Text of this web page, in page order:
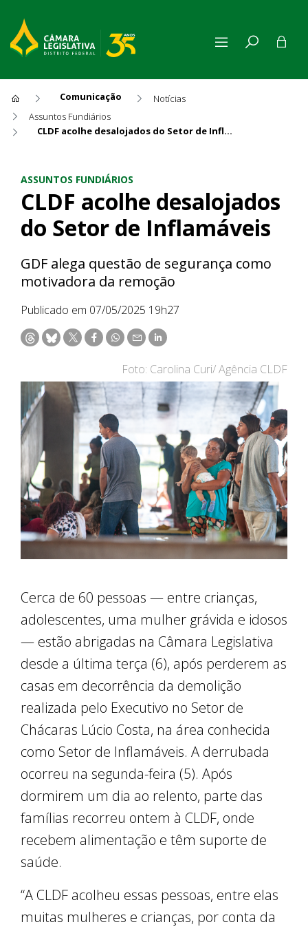
Comunicação
Notícias
Assuntos Fundiários
CLDF acolhe desalojados do Setor de Inflamáveis
ASSUNTOS FUNDIÁRIOS
CLDF acolhe desalojados
do Setor de Inflamáveis
GDF alega questão de segurança como
motivadora da remoção
Publicado em 07/05/2025 19h27
Foto: Carolina Curi/ Agência CLDF
Cerca de 60 pessoas — entre crianças,
adolescentes, uma mulher grávida e idosos
— estão abrigadas na Câmara Legislativa
desde a última terça (6), após perderem as
casas em decorrência da demolição
realizada pelo Executivo no Setor de
Chácaras Lúcio Costa, na área conhecida
como Setor de Inflamáveis. A derrubada
ocorreu na segunda-feira (5). Após
dormirem um dia ao relento, parte das
famílias recorreu ontem à CLDF, onde
recebem alimentação e têm suporte de
saúde.
“A CLDF acolheu essas pessoas, entre elas
muitas mulheres e crianças, por conta da